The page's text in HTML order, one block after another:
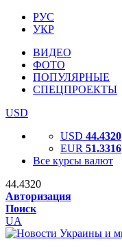
РУС
УКР
ВИДЕО
ФОТО
ПОПУЛЯРНЫЕ
СПЕЦПРОЕКТЫ
USD
USD 44.4320
EUR 51.3316
Все курсы валют
44.4320
Авторизация
Поиск
UA